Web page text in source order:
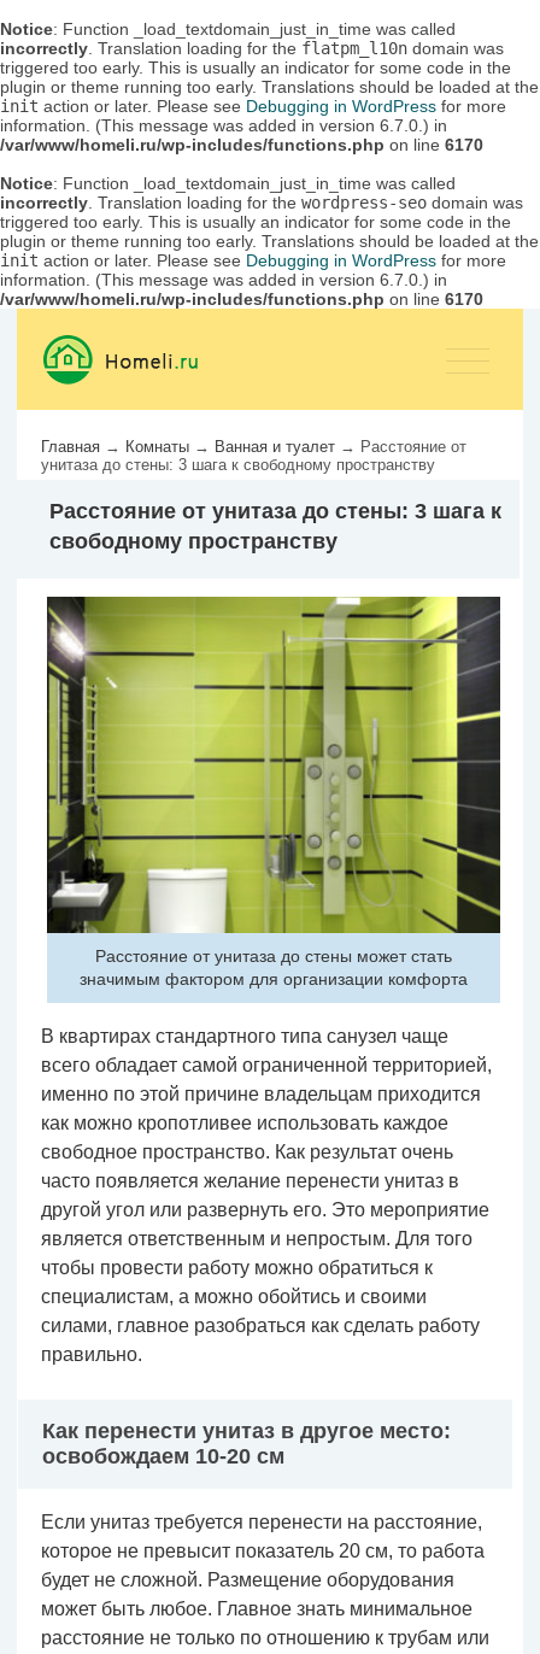
Notice: Function _load_textdomain_just_in_time was called
incorrectly . Translation loading for the flatpm_l10n domain was
triggered too early. This is usually an indicator for some code in the
plugin or theme running too early. Translations should be loaded at the
init action or later. Please see Debugging in WordPress for more
information. (This message was added in version 6.7.0.) in
/var/www/homeli.ru/wp-includes/functions.php on line 6170
Notice: Function _load_textdomain_just_in_time was called
incorrectly . Translation loading for the wordpress-seo domain was
triggered too early. This is usually an indicator for some code in the
plugin or theme running too early. Translations should be loaded at the
init action or later. Please see Debugging in WordPress for more
information. (This message was added in version 6.7.0.) in
/var/www/homeli.ru/wp-includes/functions.php on line 6170
Главная → Комнаты → Ванная и туалет → Расстояние от
унитаза до стены: 3 шага к свободному пространству
Расстояние от унитаза до стены: 3 шага к
свободному пространству
Расстояние от унитаза до стены может стать
значимым фактором для организации комфорта
В квартирах стандартного типа санузел чаще
всего обладает самой ограниченной территорией,
именно по этой причине владельцам приходится
как можно кропотливее использовать каждое
свободное пространство. Как результат очень
часто появляется желание перенести унитаз в
другой угол или развернуть его. Это мероприятие
является ответственным и непростым. Для того
чтобы провести работу можно обратиться к
специалистам, а можно обойтись и своими
силами, главное разобраться как сделать работу
правильно.
Как перенести унитаз в другое место:
освобождаем 10-20 см
Если унитаз требуется перенести на расстояние,
которое не превысит показатель 20 см, то работа
будет не сложной. Размещение оборудования
может быть любое. Главное знать минимальное
расстояние не только по отношению к трубам или